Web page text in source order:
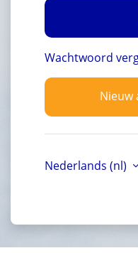
Wachtwoord
Nieuw
Nederlands ‎(nl)‎